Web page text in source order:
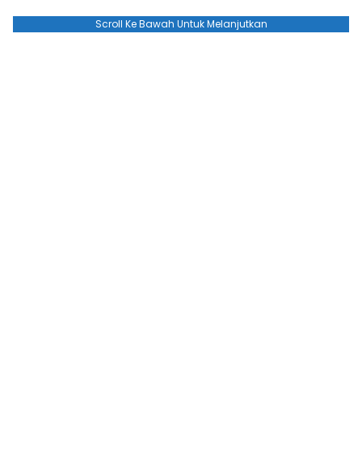
Scroll Ke Bawah Untuk Melanjutkan